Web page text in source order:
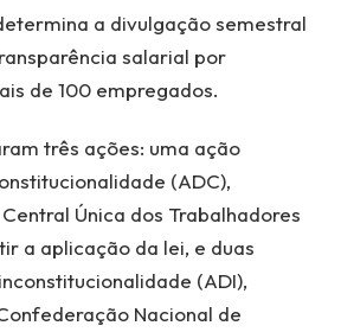
a divulgação semestral
salarial por
de 100 empregados.
três ações: uma ação
(ADC),
Única dos Trabalhadores
a aplicação da lei, e duas
(ADI),
Nacional de